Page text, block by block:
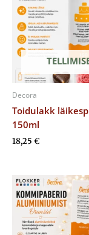
Decora
Toidulakk
150ml
18,25 €